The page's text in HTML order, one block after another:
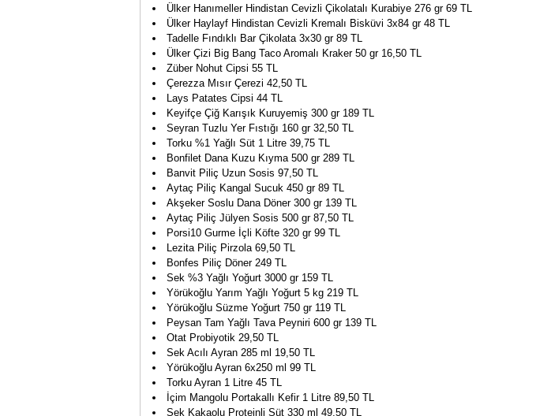
Ülker Hanımeller Hindistan Cevizli Çikolatalı Kurabiye 276 gr 69 TL
Ülker Haylayf Hindistan Cevizli Kremalı Bisküvi 3x84 gr 48 TL
Tadelle Fındıklı Bar Çikolata 3x30 gr 89 TL
Ülker Çizi Big Bang Taco Aromalı Kraker 50 gr 16,50 TL
Züber Nohut Cipsi 55 TL
Çerezza Mısır Çerezi 42,50 TL
Lays Patates Cipsi 44 TL
Keyifçe Çiğ Karışık Kuruyemiş 300 gr 189 TL
Seyran Tuzlu Yer Fıstığı 160 gr 32,50 TL
Torku %1 Yağlı Süt 1 Litre 39,75 TL
Bonfilet Dana Kuzu Kıyma 500 gr 289 TL
Banvit Piliç Uzun Sosis 97,50 TL
Aytaç Piliç Kangal Sucuk 450 gr 89 TL
Akşeker Soslu Dana Döner 300 gr 139 TL
Aytaç Piliç Jülyen Sosis 500 gr 87,50 TL
Porsi10 Gurme İçli Köfte 320 gr 99 TL
Lezita Piliç Pirzola 69,50 TL
Bonfes Piliç Döner 249 TL
Sek %3 Yağlı Yoğurt 3000 gr 159 TL
Yörükoğlu Yarım Yağlı Yoğurt 5 kg 219 TL
Yörükoğlu Süzme Yoğurt 750 gr 119 TL
Peysan Tam Yağlı Tava Peyniri 600 gr 139 TL
Otat Probiyotik 29,50 TL
Sek Acılı Ayran 285 ml 19,50 TL
Yörükoğlu Ayran 6x250 ml 99 TL
Torku Ayran 1 Litre 45 TL
İçim Mangolu Portakallı Kefir 1 Litre 89,50 TL
Sek Kakaolu Proteinli Süt 330 ml 49,50 TL